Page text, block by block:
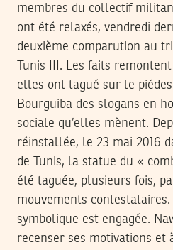
membres du collectif
ont été relaxés, vendredi
deuxième comparution au
Tunis III. Les faits
elles ont tagué sur le
Bourguiba des slogans en
sociale qu’elles mènent.
réinstallée, le 23 mai 2016
de Tunis, la statue du «
été taguée, plusieurs fois,
mouvements
symbolique est engagée.
recenser ses motivations et